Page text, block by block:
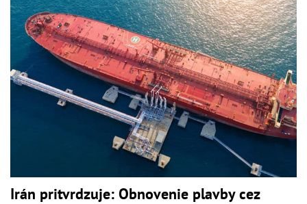
Irán pritvrdzuje: Obnovenie plavby cez